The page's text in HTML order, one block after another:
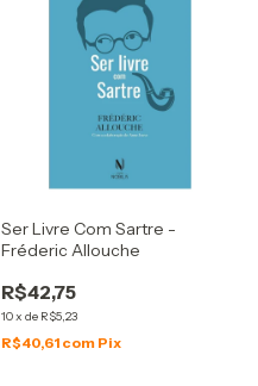
Ser Livre Com Sartre -
Fréderic Allouche
R$42,75
10x de R$5,23
R$40,61 com Pix